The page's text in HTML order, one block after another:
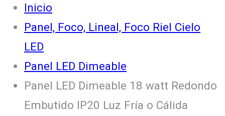
Inicio
Panel, Foco, Lineal, Foco Riel Cielo
LED
Panel LED Dimeable
Panel LED Dimeable 18 watt Redondo
Embutido IP20 Luz Fría o Cálida